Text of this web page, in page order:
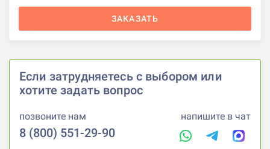
ЗАКАЗАТЬ
Если затрудняетесь с выбором или
хотите задать вопрос
позвоните нам
8 (800) 551-29-90
напишите в чат